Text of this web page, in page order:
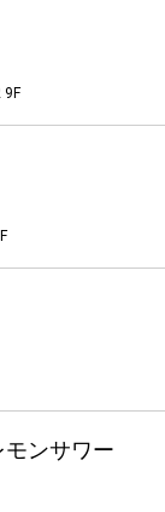
9F
ンサワー